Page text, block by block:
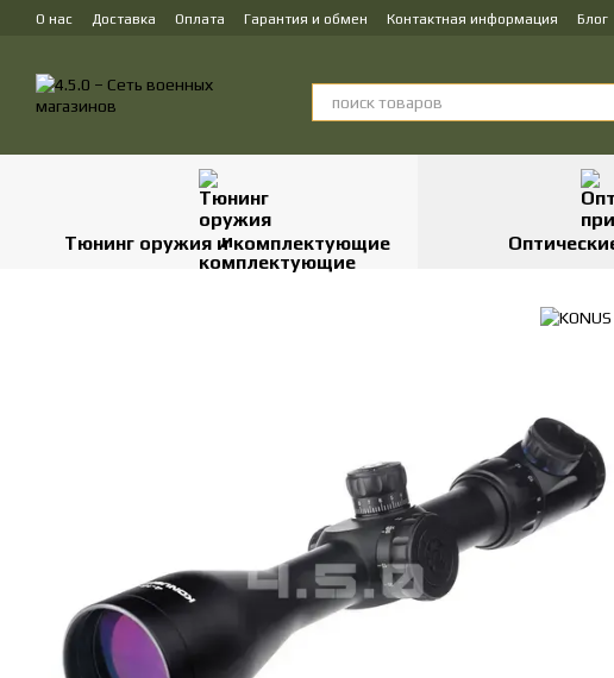
Перейти к основному контенту
О нас Доставка Оплата Гарантия и обмен Контактная информация Блог
Тюнинг оружия и комплектующие